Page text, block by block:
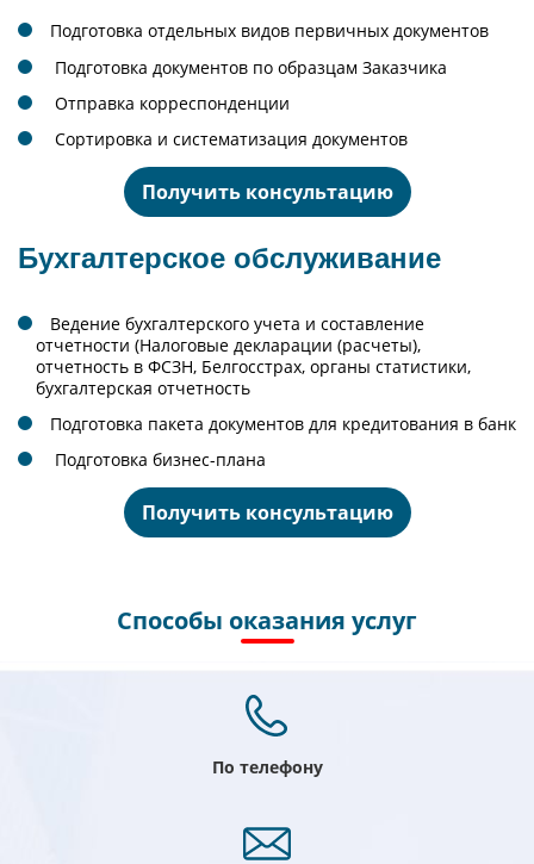
Подготовка отдельных видов первичных документов
Подготовка документов по образцам Заказчика
Отправка корреспонденции
Сортировка и систематизация документов
Получить консультацию
Бухгалтерское обслуживание
Ведение бухгалтерского учета и составление
отчетности (Налоговые декларации (расчеты),
отчетность в ФСЗН, Белгосстрах, органы статистики,
бухгалтерская отчетность
Подготовка пакета документов для кредитования в банк
Подготовка бизнес-плана
Получить консультацию
Способы оказания услуг
По телефону